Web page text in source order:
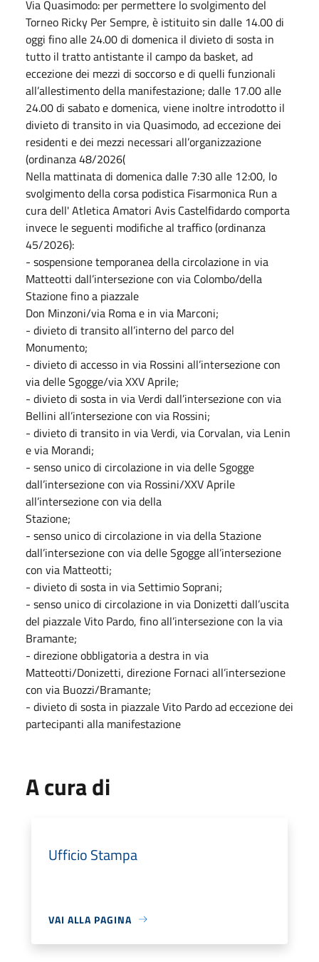
Via Quasimodo: per permettere lo svolgimento del
Torneo Ricky Per Sempre, è istituito sin dalle 14.00 di
oggi fino alle 24.00 di domenica il divieto di sosta in
tutto il tratto antistante il campo da basket, ad
eccezione dei mezzi di soccorso e di quelli funzionali
all’allestimento della manifestazione; dalle 17.00 alle
24.00 di sabato e domenica, viene inoltre introdotto il
divieto di transito in via Quasimodo, ad eccezione dei
residenti e dei mezzi necessari all’organizzazione
(ordinanza 48/2026(
Nella mattinata di domenica dalle 7:30 alle 12:00, lo
svolgimento della corsa podistica Fisarmonica Run a
cura dell'Atletica Amatori Avis Castelfidardocomporta
invece le seguenti modifiche al traffico (ordinanza
45/2026):
- sospensione temporanea della circolazione in via
Matteotti dall’intersezione con via Colombo/della
Stazione fino a piazzale
Don Minzoni/via Roma e in via Marconi;
- divieto di transito all’interno del parco del
Monumento;
- divieto di accesso in via Rossini all’intersezione con
via delle Sgogge/via XXV Aprile;
- divieto di sosta in via Verdi dall’intersezione con via
Bellini all’intersezione con via Rossini;
- divieto di transito in via Verdi, via Corvalan, via Lenin
e via Morandi;
- senso unico di circolazione in via delle Sgogge
dall’intersezione con via Rossini/XXV Aprile
all’intersezione con via della
Stazione;
- senso unico di circolazione in via della Stazione
dall’intersezione con via delle Sgogge all’intersezione
con via Matteotti;
- divieto di sosta in via Settimio Soprani;
- senso unico di circolazione in via Donizetti dall’uscita
del piazzale Vito Pardo, fino all’intersezione con la via
Bramante;
- direzione obbligatoria a destra in via
Matteotti/Donizetti, direzione Fornaci all’intersezione
con via Buozzi/Bramante;
- divieto di sosta in piazzale Vito Pardo ad eccezione dei
partecipanti alla manifestazione
A cura di
Ufficio Stampa
VAI ALLA PAGINA